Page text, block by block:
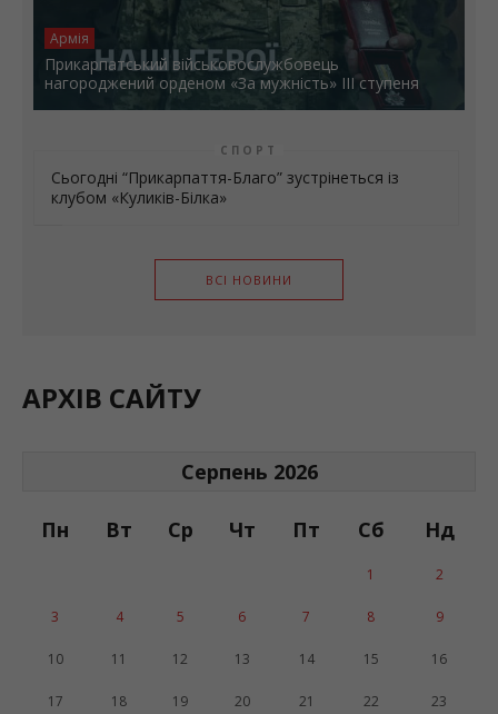
Армія
Прикарпатський військовослужбовець
нагороджений орденом «За мужність» ІІІ ступеня
СПОРТ
Сьогодні “Прикарпаття-Благо” зустрінеться із
клубом «Куликів-Білка»
ВСІ НОВИНИ
АРХІВ САЙТУ
Серпень 2026
Пн Вт Ср Чт Пт Сб Нд
1 2
3 4 5 6 7 8 9
10 11 12 13 14 15 16
17 18 19 20 21 22 23